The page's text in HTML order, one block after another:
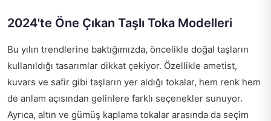
2024'te Öne Çıkan Taşlı Toka Modelleri
Bu yılın trendlerine baktığımızda, öncelikle doğal taşların
kullanıldığı tasarımlar dikkat çekiyor. Özellikle ametist,
kuvars ve safir gibi taşların yer aldığı tokalar, hem renk hem
de anlam açısından gelinlere farklı seçenekler sunuyor.
Ayrıca, altın ve gümüş kaplama tokalar arasında da seçim